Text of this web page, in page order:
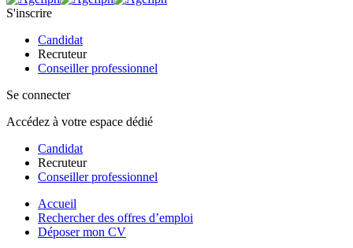
S'inscrire
Candidat
Recruteur
Conseiller professionnel
Se connecter
Accédez à votre espace dédié
Candidat
Recruteur
Conseiller professionnel
Accueil
Rechercher des offres d’emploi
Déposer mon CV